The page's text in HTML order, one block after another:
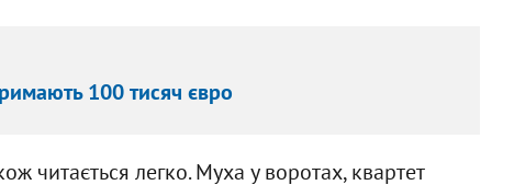
100 тисяч євро
читається легко. Муха у воротах, квартет